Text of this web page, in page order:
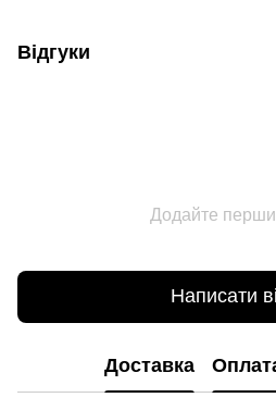
Відгуки
Додайте
Написати
Доставка